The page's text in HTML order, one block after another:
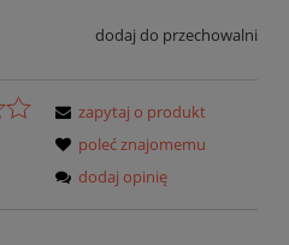
dodaj do przechowalni
zapytaj o produkt
poleć znajomemu
dodaj opinię